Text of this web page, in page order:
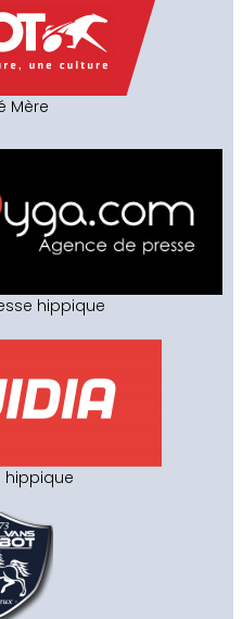
Mère
hippique
hippique